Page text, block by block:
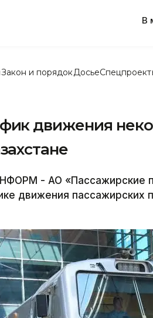
В
Закон и порядок Досье
движения
- АО «Пассажирские
движения